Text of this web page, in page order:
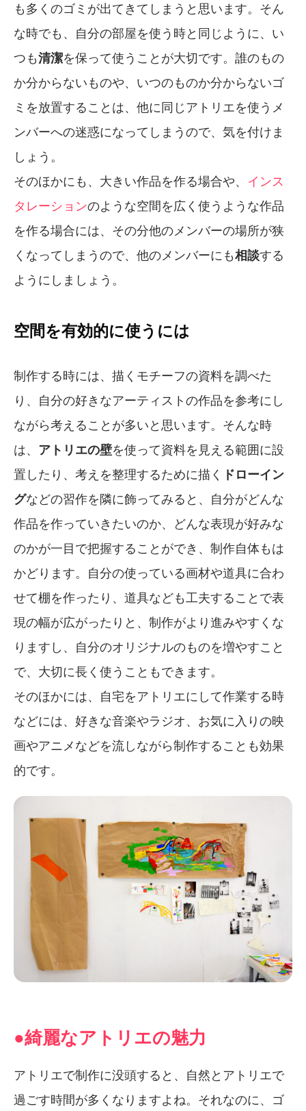
も多くのゴミが出てきてしまうと思います。そん
な時でも、自分の部屋を使う時と同じように、い
つも清潔を保って使うことが大切です。誰のもの
か分からないものや、いつのものか分からないゴ
ミを放置することは、他に同じアトリエを使うメ
ンバーへの迷惑になってしまうので、気を付けま
しょう。
そのほかにも、大きい作品を作る場合や、 インス
タレーションのような空間を広く使うような作品
を作る場合には、その分他のメンバーの場所が狭
くなってしまうので、他のメンバーにも相談する
ようにしましょう。
空間を有効的に使うには
制作する時には、描くモチーフの資料を調べた
り、自分の好きなアーティストの作品を参考にし
ながら考えることが多いと思います。そんな時
は、 アトリエの壁を使って資料を見える範囲に設
置したり、考えを整理するために描く ドローイン
グなどの習作を隣に飾ってみると、自分がどんな
作品を作っていきたいのか、どんな表現が好みな
のかが一目で把握することができ、制作自体もは
かどります。自分の使っている画材や道具に合わ
せて棚を作ったり、道具なども工夫することで表
現の幅が広がったりと、制作がより進みやすくな
りますし、自分のオリジナルのものを増やすこと
で、大切に長く使うこともできます。
そのほかには、自宅をアトリエにして作業する時
などには、好きな音楽やラジオ、お気に入りの映
画やアニメなどを流しながら制作することも効果
的です。
●綺麗なアトリエの魅力
アトリエで制作に没頭すると、自然とアトリエで
過ごす時間が多くなりますよね。それなのに、ゴ